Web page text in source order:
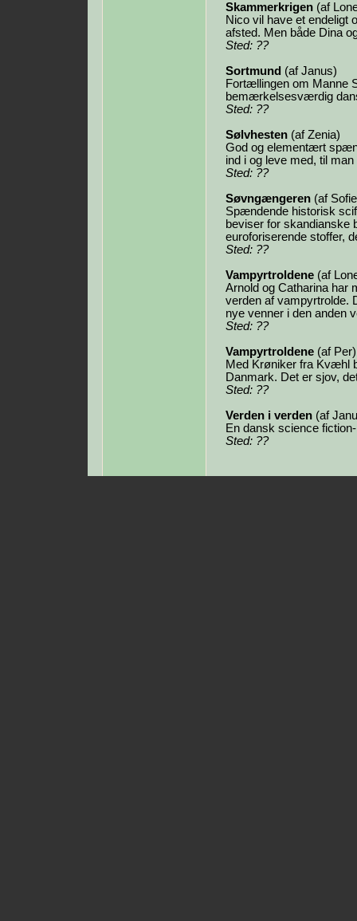
Skammerkrigen (af
Nico vil have et endeligt
afsted. Men både Dina
Sted: ??
Sortmund (af Janus)
Fortællingen om Manne
bemærkelsesværdig
Sted: ??
Sølvhesten (af Zenia)
God og elementært
ind i og leve med, til
Sted: ??
Søvngængeren (af
Spændende historisk
beviser for skandianske
euroforiserende stoffer,
Sted: ??
Vampyrtroldene (af
Arnold og Catharina har
verden af vampyrtrolde.
nye venner i den anden
Sted: ??
Vampyrtroldene (af Per)
Med Krøniker fra Kvæhl
Danmark. Det er sjov,
Sted: ??
Verden i verden (af
En dansk science
Sted: ??